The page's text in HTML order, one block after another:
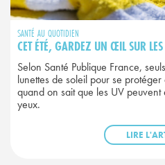
SANTÉ AU QUOTIDIEN
CET ÉTÉ, GARDEZ UN ŒIL SUR
Selon Santé Publique France,
lunettes de soleil pour se
quand on sait que les UV
yeux.
LIRE